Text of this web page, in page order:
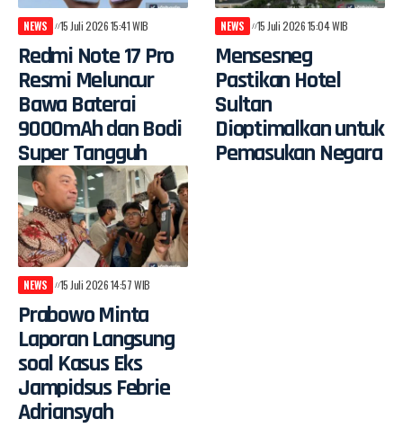
NEWS 15 Juli 2026 15:41 WIB
Redmi Note 17 Pro
Resmi Meluncur
Bawa Baterai
9000mAh dan Bodi
Super Tangguh
NEWS 15 Juli 2026 15:04 WIB
Mensesneg
Pastikan Hotel
Sultan
Dioptimalkan untuk
Pemasukan Negara
NEWS 15 Juli 2026 14:57 WIB
Prabowo Minta
Laporan Langsung
soal Kasus Eks
Jampidsus Febrie
Adriansyah